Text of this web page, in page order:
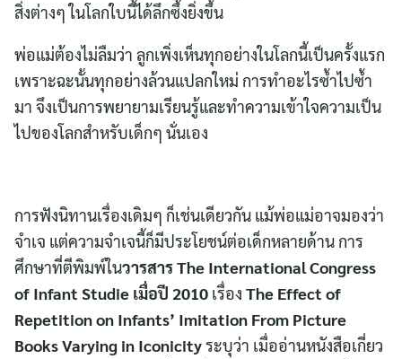
สิ่งต่างๆ ในโลกใบนี้ได้ลึกซึ้งยิ่งขึ้น
พ่อแม่ต้องไม่ลืมว่า ลูกเพิ่งเห็นทุกอย่างในโลกนี้เป็นครั้งแรก
เพราะฉะนั้นทุกอย่างล้วนแปลกใหม่ การทำอะไรซ้ำไปซ้ำ
มา จึงเป็นการพยายามเรียนรู้และทำความเข้าใจความเป็น
ไปของโลกสำหรับเด็กๆ นั่นเอง
การฟังนิทานเรื่องเดิมๆ ก็เช่นเดียวกัน แม้พ่อแม่อาจมองว่า
จำเจ แต่ความจำเจนี้ก็มีประโยชน์ต่อเด็กหลายด้าน การ
ศึกษาที่ตีพิมพ์ในวารสารThe International Congress
of Infant Studie เมื่อปี 2010 เรื่อง The Effect of
Repetition on Infants’ Imitation From Picture
Books Varying in Iconicityระบุว่า เมื่ออ่านหนังสือเกี่ยว